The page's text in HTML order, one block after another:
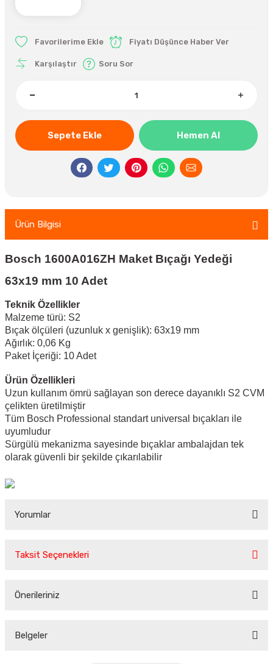
Fiyatı Düşünce Haber Ver
Karşılaştır Soru Sor
Sepete Ekle Hemen Al
Ürün Bilgisi
Bosch 1600A016ZH Maket Bıçağı Yedeği
63x19 mm 10 Adet
Teknik Özellikler
Malzeme türü: S2
Bıçak ölçüleri (uzunluk x genişlik): 63x19 mm
Ağırlık: 0,06 Kg
Paket İçeriği: 10 Adet
Ürün Özellikleri
Uzun kullanım ömrü sağlayan son derece dayanıklı S2 CVM
çelikten üretilmiştir
Tüm Bosch Professional standart universal bıçakları ile
uyumludur
Sürgülü mekanizma sayesinde bıçaklar ambalajdan tek
olarak güvenli bir şekilde çıkarılabilir
Yorumlar
Taksit Seçenekleri
Önerileriniz
konularda yetersiz gördüğünüz noktaları öneri formunu
Belgeler